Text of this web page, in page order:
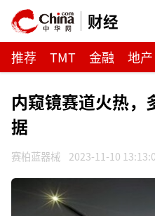
财经
推荐 TMT 金融 地产
内窥镜赛道火热，
据
赛柏蓝器械 2023-11-10